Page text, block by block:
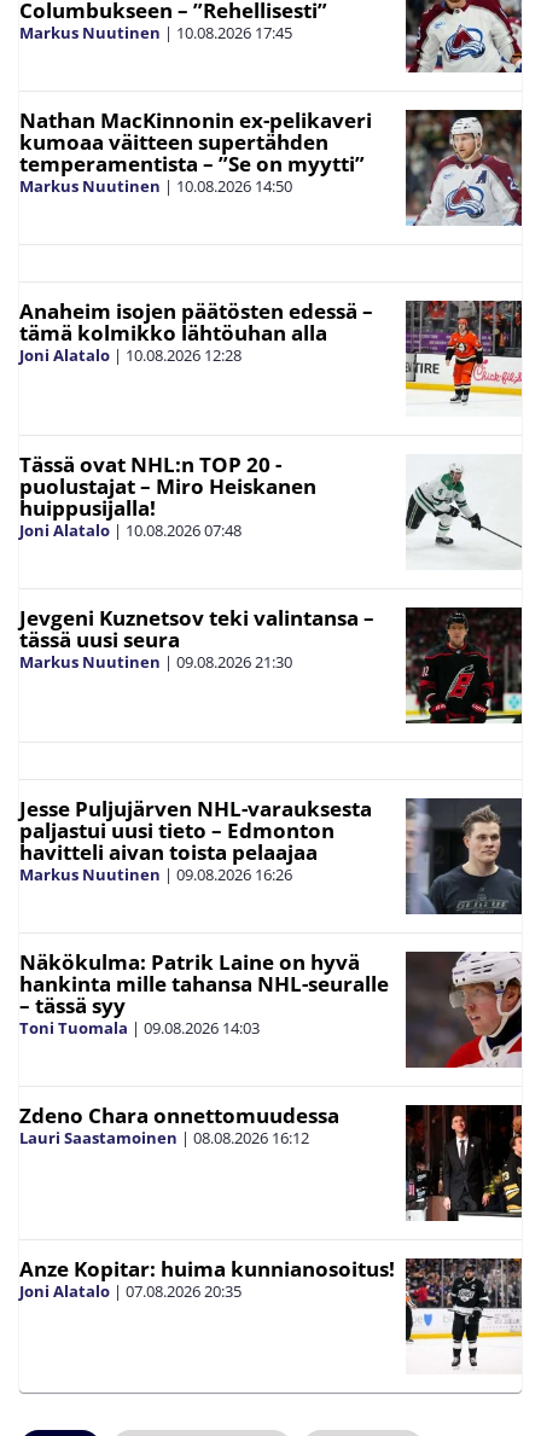
Columbukseen – ”Rehellisesti”
Markus Nuutinen | 10.08.2026 17:45
Nathan MacKinnonin ex-pelikaveri
kumoaa väitteen supertähden
temperamentista – ”Se on myytti”
Markus Nuutinen | 10.08.2026 14:50
Anaheim isojen päätösten edessä –
tämä kolmikko lähtöuhan alla
Joni Alatalo | 10.08.2026 12:28
Tässä ovat NHL:n TOP 20 -
puolustajat – Miro Heiskanen
huippusijalla!
Joni Alatalo | 10.08.202607:48
Jevgeni Kuznetsov teki valintansa –
tässä uusi seura
Markus Nuutinen | 09.08.202621:30
Jesse Puljujärven NHL-varauksesta
paljastui uusi tieto – Edmonton
havitteli aivan toista pelaajaa
Markus Nuutinen | 09.08.2026 16:26
Näkökulma: Patrik Laine on hyvä
hankinta mille tahansa NHL-seuralle
– tässä syy
Toni Tuomala | 09.08.2026 14:03
Zdeno Chara onnettomuudessa
Lauri Saastamoinen | 08.08.2026 16:12
Anze Kopitar: huima kunnianosoitus!
Joni Alatalo | 07.08.202620:35